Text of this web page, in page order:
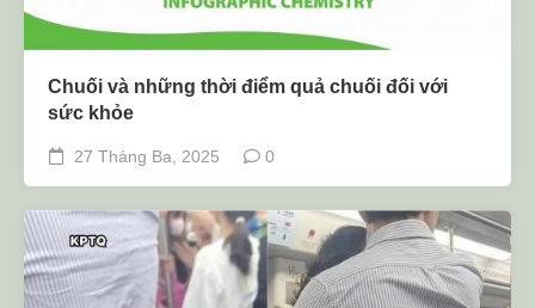
Chuối và những thời điểm quả chuối đối với
sức khỏe
27 Tháng Ba, 2025 0